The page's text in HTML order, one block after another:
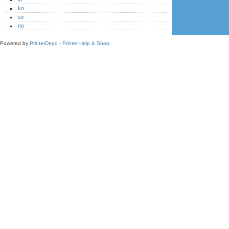
ko
sv
no
Powered by PrinterDepo - Printer Help & Shop